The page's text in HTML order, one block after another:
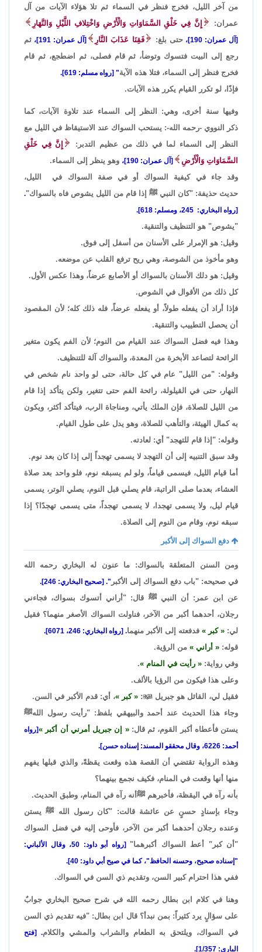
من آخر الليل، فخرج فنظر في السماء ثم تلا هؤلاء الآيات من آل
عمران:
إِنَّ فِي خَلْقِ السَّمَاوَاتِ وَالْأَرْضِ وَاخْتِلافِ اللَّيْلِ وَالنَّهَارِ
[آل عمران: 190]، حتى بلغ: فَقِنَا عَذَابَ النَّارِ [آل عمران: 191]،
ثم
رجع إلى البيت فتسوك وتوضأ، ثم قام فصلى، ثم اضطجع، ثم قام
فخرج فنظر إلى السماء، فتلا هذه الآية" [رواه مسلم: 619].
فإذًا، لو تكرر القيام يكرر هذه الآيات.
وفيها سنة أخرى، وهي: النظر إلى السماء عند تلاوة الآيات، كما
ذكر النووي -رحمه الله-: يستحب السواك عند الاستيقاظ في الليل مع
النظر إلى السماء لما في ذلك من عظيم التدبر:
إِنَّ فِي خَلْقِ
السَّمَاوَاتِ وَالْأَرْضِ
[آل عمران: 190]،
وهو ينظر إلى السماء.
وقد جاء في كيفية السواك أو في صفة السواك في الليل،
حديث حذيفة: "كان النبي ﷺ إذا قام من الليل يشوص فاه بالسواك".
[رواه البخاري: 245، ومسلم: 618].
"يشوص" هو التنظيف والتنقية.
وقيل: هو الإمرار على الأسنان من أسفل إلى فوق.
وهو مأخوذ من الشوصة، وهي ريح ترفع القلب عن موضعه.
وقيل: هو دلك الأسنان بالسواك أو الأصابع عرضاً، وهذا عكس الأول.
كل ذلك من الأقوال في الشوص.
فإذا أراد أن يفعله طولاً، أو يفعله عرضاً، فله ذلك كله؛ لأن المقصود
أن يحصل التطييب والتنقية.
وهذا فيه فضل السواك عند القيام من النوم؛ لأن الفم يكون متغير
الرائحة لتصاعد الأبخرة من المعدة، والسواك آلة للتنظيف.
وقوله: "من الليل" عام في كل حالة، حتى لو واحد نام شخص في
النهار، حتى في القيلولة، رائحة الفم حتى تتغير، ولكن يتأكد إذا قام
من الليل للصلاة، فإن الملك يأتي، ومناجاة الرب، فيتأكد أكثر، ويكون
به كمال الهيئة، والتأهب للصلاة، وهو يدل على طول القيام.
وقوله: "إذا قام للتهجد" أي: لعادته.
وقد سبق التنبيه إلى أن التهجد لا يسمى تهجداً إلى إذا كان بعد نوم.
أما قيام الليل، فيسمى قياماً، ولو لم يسبقه نوم، فلو واحد بعد صلاة
العشاء، بعدما صلى الراتبة، قام يصلي قبل النوم، يصلي الوتر، يسمى
قيام ليل، ولا يسمى تهجدا، لا يسمى تهجداً، متى يسمى تهجدًا؟ إذا
سبقه نوم، وقام من النوم إلى الصلاة.
دفع السواك إلى الأكبر
ومن السنن المتعلقة بالسواك: ما عنون له البخاري رحمه الله
في صحيحه: "باب دفع السواك إلى الأكبر ". [صحيح البخاري: 246].
عن ابن عمر: أن النبي ﷺ قال: "أراني أتسوك بسواك، فجاءني
رجلان، أحدهما أكبر من الآخر، فناولت السواك الأصغر منهما؟ فقيل
لي:
كبر فدفعته إلى الأكبر منهما. [رواه البخاري: 246، 6071].
قوله: أراني
من الرؤية.
وفي رواية:
رأيت في المنام
.
وعلى هذا فيكون من الرؤيا بالألف.
فقيل لي، القائل هو جبريل 
: كبر
، أي: قدم الأكبر في السن.
وجاء هذا الحديث عند أحمد والبيهقي بلفظ: "رأيت رسول اللهﷺ
يستن فأعطاه أكبر القوم، ثم قال:
إن جبريل أمرني أن أكبر
[رواه
أحمد: 6226، وقال محققو المسند: إسناده حسن].
وهذه الرواية تقتضي أن القصة هذه وقعت يقظةً، والذي قبلها يفهم
منها أنها وقعت في المنام، فكيف نجمع بينهما؟
بأنه رآه في اليقظة، فأخبرهم ﷺأنه رآه في المنام، وطبق الحديث.
وجاء بإسنادٍ حسنٍ عن عائشة قالت: "كان رسول الله ﷺ يستن
وعنده رجلان أحدهما أكبر من الآخر، فأوحى إليه في فضل السواك
"أن كبر" أعط السواك أكبرهما"
[رواه أبو داود: 50، وقال الألباني:
"إسناده صحيح، وحسنه الحافظ"، كما في صيح أبي داود: 40].
ففي هذا احترام كبير السن، وتقديم ذي السن في السواك.
وهنا في كلام ابن بطال رحمه الله في شرح صحيح البخاري جوابٌ
على سؤالٍ يرد كثيراً: بمن نبدأ؟ قال ابن بطال: "فيه تقديم ذي السن
في السواك، ويلتحق به الطعام والشراب والمشي والكلام. [فتح
الباري: 1/357].